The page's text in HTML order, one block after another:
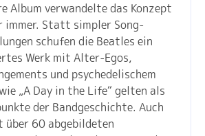
Album verwandelte das Konzept
immer. Statt simpler Song-
schufen die Beatles ein
Werk mit Alter-Egos,
und psychedelischem
„A Day in the Life“ gelten als
der Bandgeschichte. Auch
über 60 abgebildeten